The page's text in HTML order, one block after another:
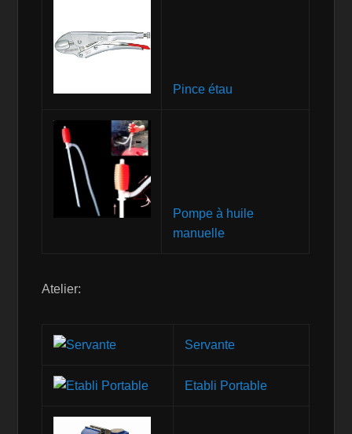
Pince étau
Pompe à huile
manuelle
Atelier:
Servante
Etabli Portable